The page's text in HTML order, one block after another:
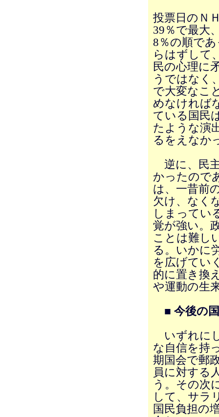
投票日のＮ
39％で最大
8％の順で
らはずして
民の心理に
うではなく
で大変なこ
めなければ
ている国民
たような演
るをえなか
逆に、民
かったので
は、一昔前
欠け、なく
しまってい
覚が強い。
ことは難し
る。いかに
を広げてい
的に置き換
や運動の生
■ 今後の
いずれに
な自信を持
期国会で郵
員に対する
う。その次
して、サラ
国民負担の